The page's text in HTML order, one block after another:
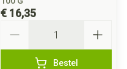
€ 16,35
Bestel